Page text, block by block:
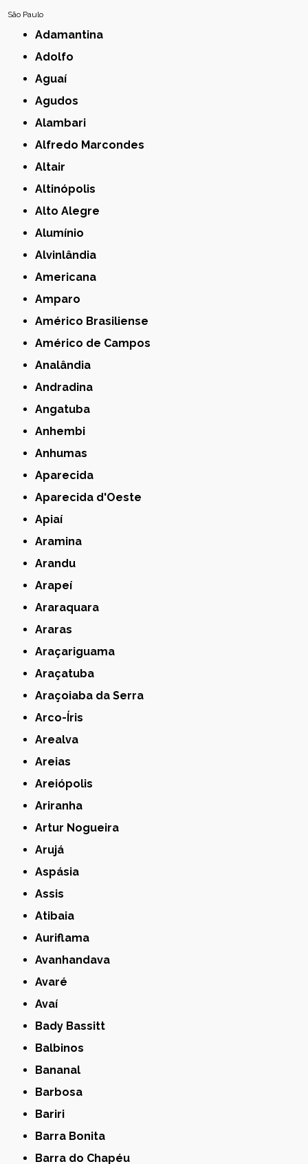
São Paulo
Adamantina
Adolfo
Aguaí
Agudos
Alambari
Alfredo Marcondes
Altair
Altinópolis
Alto Alegre
Alumínio
Alvinlândia
Americana
Amparo
Américo Brasiliense
Américo de Campos
Analândia
Andradina
Angatuba
Anhembi
Anhumas
Aparecida
Aparecida d'Oeste
Apiaí
Aramina
Arandu
Arapeí
Araraquara
Araras
Araçariguama
Araçatuba
Araçoiaba da Serra
Arco-Íris
Arealva
Areias
Areiópolis
Ariranha
Artur Nogueira
Arujá
Aspásia
Assis
Atibaia
Auriflama
Avanhandava
Avaré
Avaí
Bady Bassitt
Balbinos
Bananal
Barbosa
Bariri
Barra Bonita
Barra do Chapéu